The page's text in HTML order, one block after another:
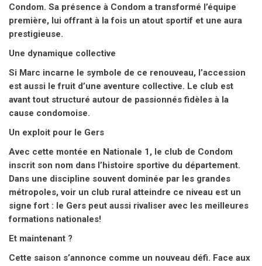
Condom. Sa présence à Condom a transformé l’équipe
première, lui offrant à la fois un atout sportif et une aura
prestigieuse.
Une dynamique collective
Si Marc incarne le symbole de ce renouveau, l’accession
est aussi le fruit d’une aventure collective. Le club est
avant tout structuré autour de passionnés fidèles à la
cause condomoise.
Un exploit pour le Gers
Avec cette montée en Nationale 1, le club de Condom
inscrit son nom dans l’histoire sportive du département.
Dans une discipline souvent dominée par les grandes
métropoles, voir un club rural atteindre ce niveau est un
signe fort : le Gers peut aussi rivaliser avec les meilleures
formations nationales!
Et maintenant ?
Cette saison s’annonce comme un nouveau défi. Face aux